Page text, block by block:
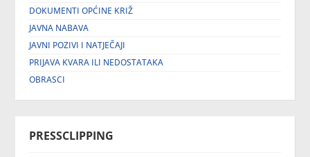
DOKUMENTI OPĆINE KRIŽ
JAVNA NABAVA
JAVNI POZIVI I NATJEČAJI
PRIJAVA KVARA ILI NEDOSTATAKA
OBRASCI
PRESSCLIPPING